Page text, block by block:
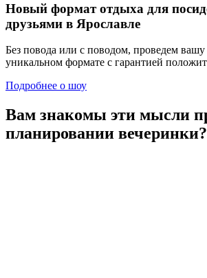
Новый формат отдыха для
друзьями в Ярославле
Без повода или с поводом, проведем вашу
уникальном формате с гарантией
Подробнее о шоу
Вам знакомы эти мысли
планировании вечеринки?